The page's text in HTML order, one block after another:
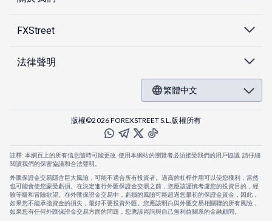
FXStreet
法律聲明
繁體中文
版權©2026 FOREXSTREET S.L.版權所有
註釋: 本網頁上的所有信息隨時可能更改. 使用本網站的瀏覽者必須接受我們的用戶協議. 請仔細
閱讀我們的保密協議和合法聲明。
外匯保證金交易隱含巨大風險，可能不適合所有投資者。過高的杠桿作用可以使您獲利，當然
也可能會使您蒙受虧損。在決定進行外匯保證金交易之前，您應該謹慎考慮您的投資目的，經
驗等級和冒險欲望。在外匯保證金交易中，虧損的風險可能超過您最初的保證金資金，因此，
如果您不能承擔資金的損失，最好不要投資外匯。您應該明白與外匯交易相關聯的所有風險，
如果您有任何外匯保證金交易方面的問題，您應該咨詢與自己無利益關系的金融顧問。